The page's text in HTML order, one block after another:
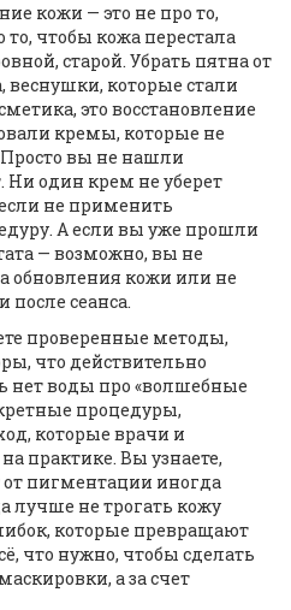
кожи — это не про то,
то, чтобы кожа перестала
старой. Убрать пятна от
которые стали
это восстановление
кремы, которые не
Просто вы не нашли
один крем не уберет
не применить
А если вы уже прошли
— возможно, вы не
обновления кожи или не
сеанса.
проверенные методы,
что действительно
нет воды про «волшебные
процедуры,
которые врачи и
практике. Вы узнаете,
пигментации иногда
лучше не трогать кожу
которые превращают
что нужно, чтобы сделать
а за счет